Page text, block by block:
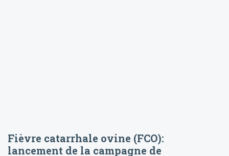
Fièvre catarrhale ovine (FCO):
lancement de la campagne de